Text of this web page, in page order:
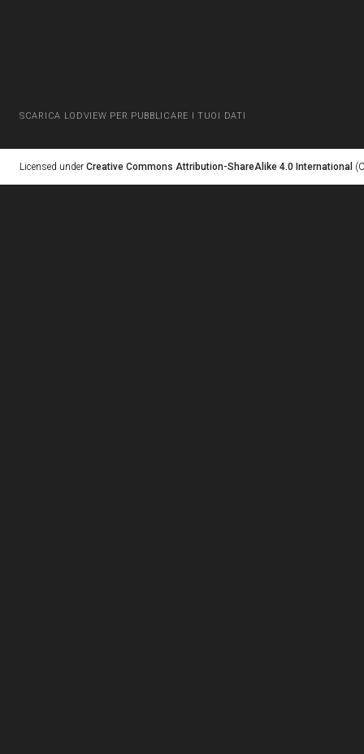
SCARICA LODVIEW PER PUBBLICARE I TUOI DATI
Licensed under Creative Commons Attribution-ShareAlike 4.0 International